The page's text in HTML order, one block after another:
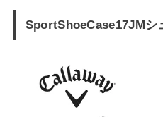
SportShoeCase17JMシ